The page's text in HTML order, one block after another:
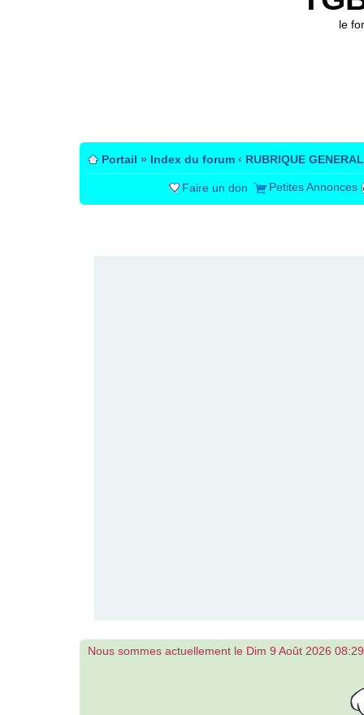
le
Portail » Index du forum ‹ RUBRIQUE
Faire un don Petites Annonces
Nous sommes actuellement le Dim 9 Août 2026 08:29